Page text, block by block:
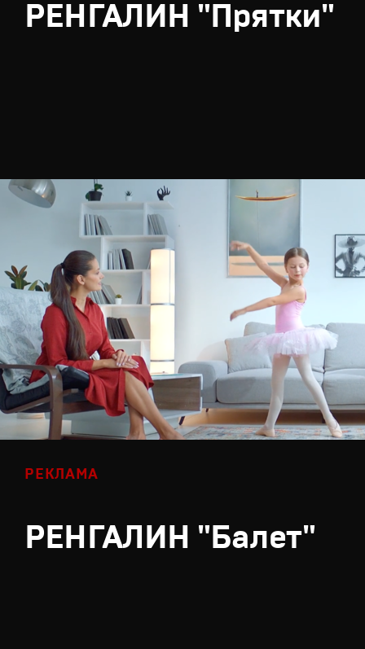
РЕНГАЛИН "Прятки"
РЕКЛАМА
РЕНГАЛИН "Балет"